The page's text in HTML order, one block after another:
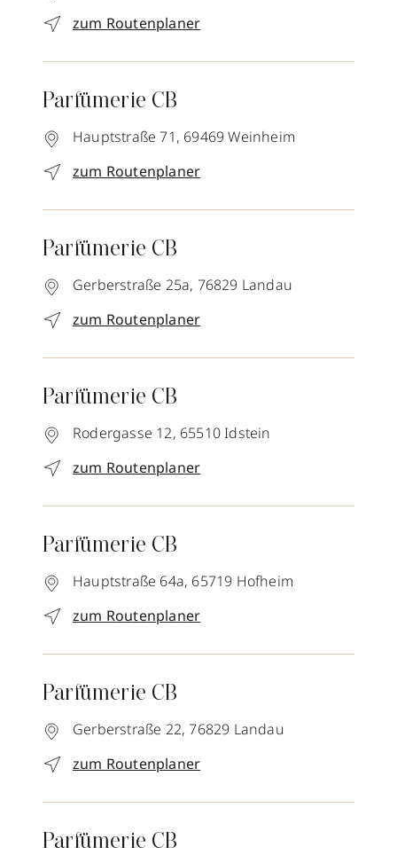
zum Routenplaner
Parfümerie CB
Hauptstraße 71, 69469 Weinheim
zum Routenplaner
Parfümerie CB
Gerberstraße 25a, 76829 Landau
zum Routenplaner
Parfümerie CB
Rodergasse 12, 65510Idstein
zum Routenplaner
Parfümerie CB
Hauptstraße 64a, 65719 Hofheim
zum Routenplaner
Parfümerie CB
Gerberstraße 22, 76829 Landau
zum Routenplaner
Parfümerie CB